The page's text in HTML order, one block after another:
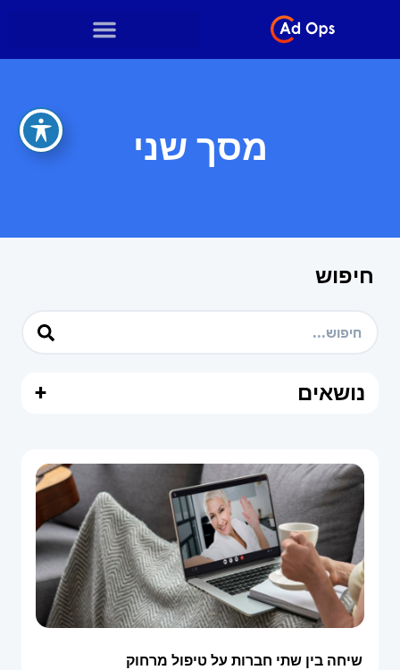
מסך שני
חיפוש
נושאים +
שיחה בין שתי חברות על טיפול מרחוק